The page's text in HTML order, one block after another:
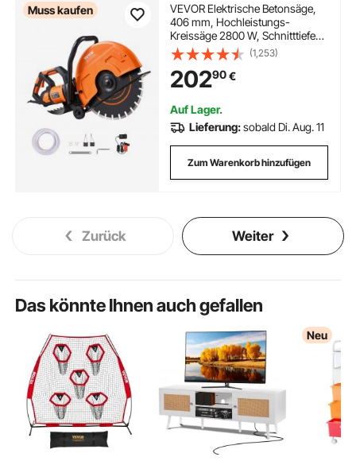
Muss kaufen
VEVOR Elektrische Betonsäge,
406 mm, Hochleistungs-
Kreissäge 2800 W, Schnitttiefe
152 mm, Nass-/Trocken-
Scheibensäge mit Wasserrohr,
Wasserpumpe, Sägeblatt, für
Stein und Ziegel
(1,253)
20290€
Auf Lager.
Lieferung:sobald Di. Aug. 11
Zum Warenkorb hinzufügen
Zurück Weiter
Das könnte Ihnen auch gefallen
Neu